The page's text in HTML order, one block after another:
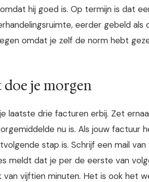
hij goed is. Op termijn is dat
eerder gebeld
omdat je zelf de norm hebt
doe je morgen
laatste drie facturen erbij. Zet
nu is. Als jouw
stap is. Schrijf een mail
meldt dat je per de eerste van
van vijftien minuten. Het is ook het